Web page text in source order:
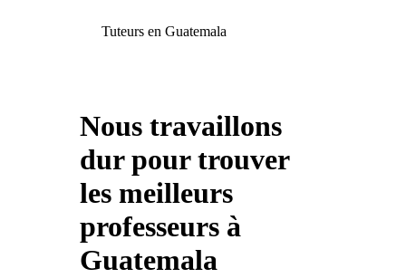
Tuteurs en Guatemala
Nous travaillons
dur pour trouver
les meilleurs
professeurs à
Guatemala